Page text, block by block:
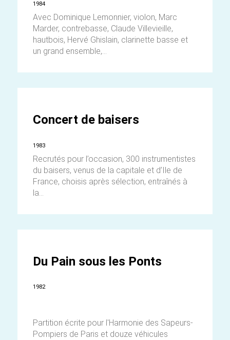
1984
Avec Dominique Lemonnier, violon, Marc
Marder, contrebasse, Claude Villevieille,
hautbois, Hervé Ghislain, clarinette basse et
un grand ensemble,...
Concert de baisers
1983
Recrutés pour l’occasion, 300 instrumentistes
du baisers, venus de la capitale et d’Ile de
France, choisis après sélection, entraînés à
la...
Du Pain sous les Ponts
1982
Partition écrite pour l'Harmonie des Sapeurs-
Pompiers de Paris et douze véhicules